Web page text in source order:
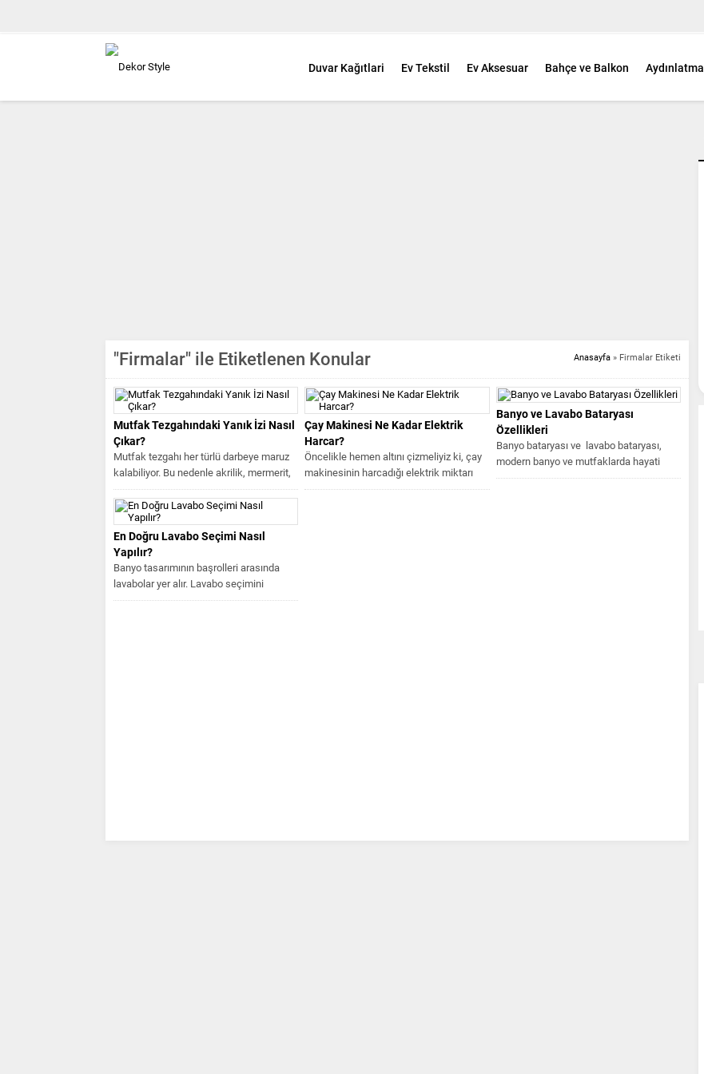
Duvar Kağıtlari Ev Tekstil Ev Aksesuar Bahçe ve Balkon Aydınlatma
Anasayfa » Firmalar Etiketi
"Firmalar" ile Etiketlenen Konular
Mutfak Tezgahındaki Yanık İzi Nasıl
Çıkar?
Mutfak tezgahı her türlü darbeye maruz
kalabiliyor. Bu nedenle akrilik, mermerit,
granit, mermer mutfak tezgahında...
Çay Makinesi Ne Kadar Elektrik
Harcar?
Öncelikle hemen altını çizmeliyiz ki, çay
makinesinin harcadığı elektrik miktarı
modelden modele değişiklik gösterir.
Banyo ve Lavabo Bataryası
Özellikleri
Banyo bataryası ve lavabo bataryası,
modern banyo ve mutfaklarda hayati
öneme sahip “plumbinge” bileşenleridir.
En Doğru Lavabo Seçimi Nasıl
Yapılır?
Banyo tasarımının başrolleri arasında
lavabolar yer alır. Lavabo seçimini
yapacağınız zaman dikkate almanız